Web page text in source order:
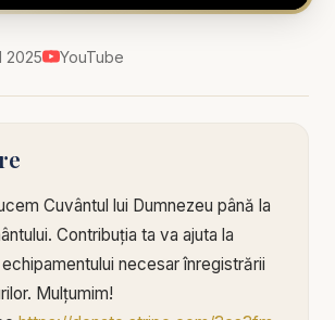
2025 YouTube
Cuvântul lui Dumnezeu până la
Contribuția ta va ajuta la
necesar înregistrării
Mulțumim!